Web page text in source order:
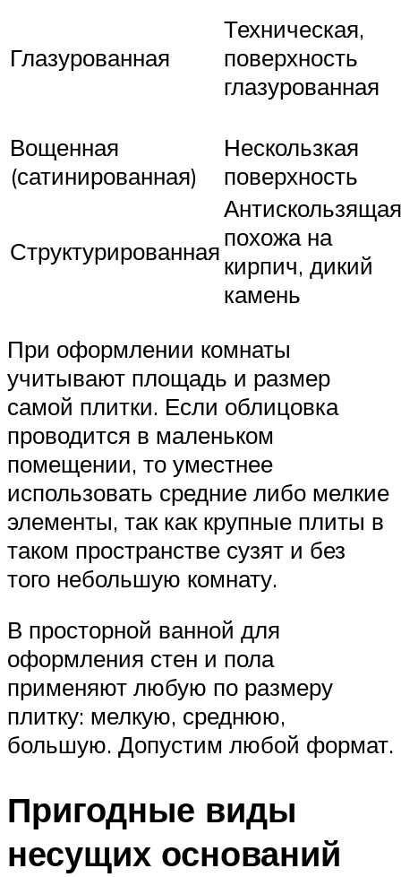
Глазурованная
Техническая,
поверхность
глазурованная
Вощенная
(сатинированная)
Нескользкая
поверхность
Структурированнаяпохожа на
кирпич, дикий
камень
При оформлении комнаты
учитывают площадь и размер
самой плитки. Если облицовка
проводится в маленьком
помещении, то уместнее
использовать средние либо мелкие
элементы, так как крупные плиты в
таком пространстве сузят и без
того небольшую комнату.
В просторной ванной для
оформления стен и пола
применяют любую по размеру
плитку: мелкую, среднюю,
большую. Допустим любой формат.
Пригодные виды
несущих оснований